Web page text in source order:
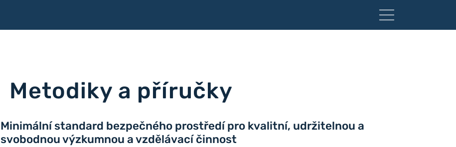
Metodiky a příručky
Minimální standard bezpečného prostředí pro kvalitní, udržitelnou a
svobodnou výzkumnou a vzdělávací činnost